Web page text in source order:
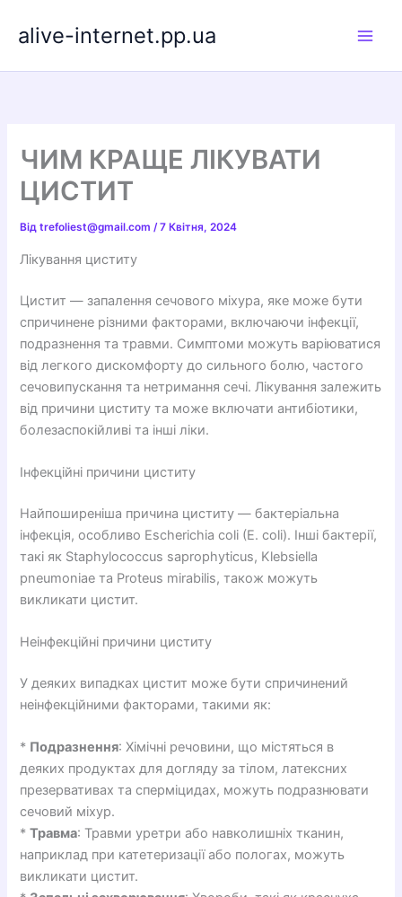
alive-internet.pp.ua
ЧИМ КРАЩЕ ЛІКУВАТИ
ЦИСТИТ
Відtrefoliest@gmail.com/7 Квітня, 2024
Лікування циститу
Цистит — запалення сечового міхура, яке може бути
спричинене різними факторами, включаючи інфекції,
подразнення та травми. Симптоми можуть варіюватися
від легкого дискомфорту до сильного болю, частого
сечовипускання та нетримання сечі. Лікування залежить
від причини циститу та може включати антибіотики,
болезаспокійливі та інші ліки.
Інфекційні причини циститу
Найпоширеніша причина циститу — бактеріальна
інфекція, особливо Escherichia coli (E. coli). Інші бактерії,
такі як Staphylococcus saprophyticus, Klebsiella
pneumoniae та Proteus mirabilis, також можуть
викликати цистит.
Неінфекційні причини циститу
У деяких випадках цистит може бути спричинений
неінфекційними факторами, такими як:
* Подразнення: Хімічні речовини, що містяться в
деяких продуктах для догляду за тілом, латексних
презервативах та сперміцидах, можуть подразнювати
сечовий міхур.
*Травма: Травми уретри або навколишніх тканин,
наприклад при катетеризації або пологах, можуть
викликати цистит.